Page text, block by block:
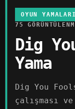
OYUN YAMALARI
75
Dig
Yama
Dig You
çalışması